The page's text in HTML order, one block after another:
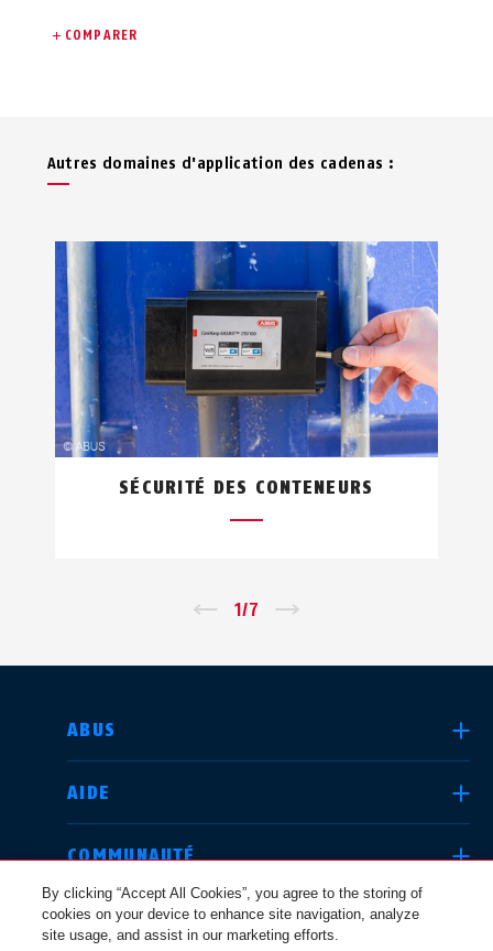
COMPARER
Autres domaines d'application des cadenas :
SÉCURITÉ DES CONTENEURS
1/7
ABUS
AIDE
COMMUNAUTÉ
QUESTIONS JURIDIQUES
CHOISIR UN PAYS
Deutschland
By clicking “Accept All Cookies”, you agree to the storing of
cookies on your device to enhance site navigation, analyze
site usage, and assist in our marketing efforts.